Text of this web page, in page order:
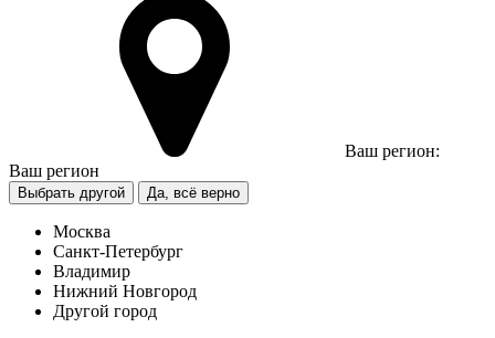
Ваш регион:
Ваш регион
Выбрать другой Да, всё верно
Москва
Санкт-Петербург
Владимир
Нижний Новгород
Другой город